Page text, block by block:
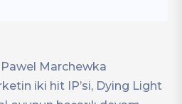
Pawel Marchewka
iki hit IP’si, Dying Light